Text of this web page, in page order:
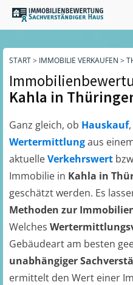
START> IMMOBILIE VERKAUFEN >
Kahla in
Ganz gleich, ob Hauskauf,
Wertermittlungaus
aktuelleVerkehrswert
Immobilie in Kahla in
geschätzt werden. Es
Methoden zur
Welches
Gebäudeart am besten
unabhängiger
ermittelt den Wert einer